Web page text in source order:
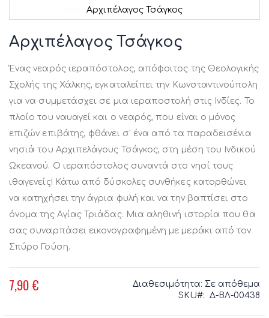
Αρχιπέλαγος Τσάγκος
στην
αρχή
συλλογής
εικόνων
Αρχιπέλαγος Τσάγκος
Ένας νεαρός ιεραπόστολος, απόφοιτος της Θεολογικής
Σχολής της Χάλκης, εγκαταλείπει την Κωνσταντινούπολη
για να συμμετάσχει σε μια ιεραποστολή στις Ινδίες. Το
πλοίο του ναυαγεί και ο νεαρός, που είναι ο μόνος
επιζών επιβάτης, φθάνει σ' ένα από τα παραδεισένια
νησιά του Αρχιπελάγους Τσάγκος, στη μέση του Ινδικού
Ωκεανού. Ο ιεραπόστολος συναντά στο νησί τους
ιθαγενείς! Κάτω από δύσκολες συνθήκες κατορθώνει
να κατηχήσει την άγρια φυλή και να την βαπτίσει στο
όνομα της Αγίας Τριάδας. Μια αληθινή ιστορία που θα
σας συναρπάσει εικονογραφημένη με μεράκι από τον
Σπύρο Γούση.
7,90 € Διαθεσιμότητα: Σε απόθεμα
SKU
Δ-ΒΛ-00438